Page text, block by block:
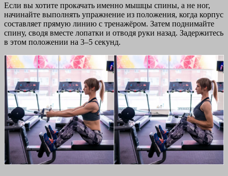
Если вы хотите прокачать именно мышцы спины, а не ног,
начинайте выполнять упражнение из положения, когда корпус
составляет прямую линию с тренажёром. Затем поднимайте
спину, сводя вместе лопатки и отводя руки назад. Задержитесь
в этом положении на 3–5 секунд.